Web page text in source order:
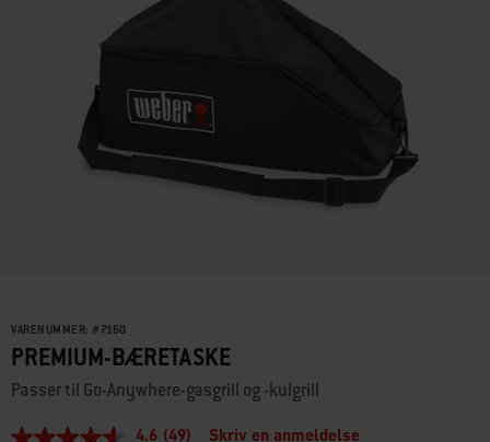
VARENUMMER: # 7160
PREMIUM-BÆRETASKE
Passer til Go-Anywhere-gasgrill og -kulgrill
4.6 (49) Skriv en anmeldelse